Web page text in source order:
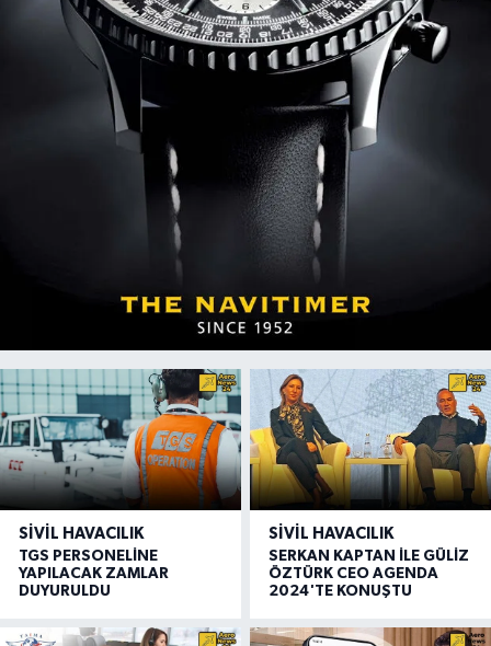
SIVIL HAVACILIK
TGS PERSONELİNE
YAPILACAK ZAMLAR
DUYURULDU
SIVIL HAVACILIK
SERKAN KAPTAN İLE GÜLİZ
ÖZTÜRK CEO AGENDA
2024'TE KONUŞTU